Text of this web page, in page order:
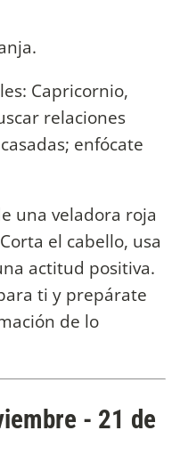
Capricornio,
relaciones
enfócate
una veladora roja
el cabello, usa
actitud positiva.
ti y prepárate
de lo
- 21 de